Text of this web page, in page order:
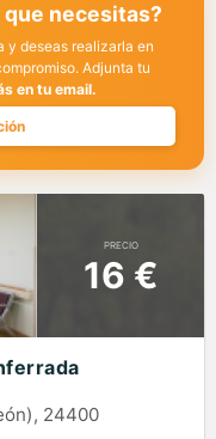
necesitas?
y deseas realizarla en
Adjunta tu
en tu email.
PRECIO
16 €
24400